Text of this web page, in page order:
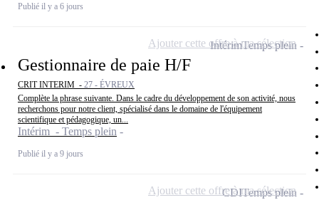
Publié il y a 6 jours
Gestionnaire de paie H/F
CRIT INTERIM - 27 - ÉVREUX
Complète la phrase suivante. Dans le cadre du développement de son activité, nous
recherchons pour notre client, spécialisé dans le domaine de l'équipement
scientifique et pédagogique, un...
Intérim - Temps plein
Publié il y a 9 jours
IntérimTemps plein
Ajouter cette offre à ma sélection
CDITemps plein
Ajouter cette offre à ma sélection